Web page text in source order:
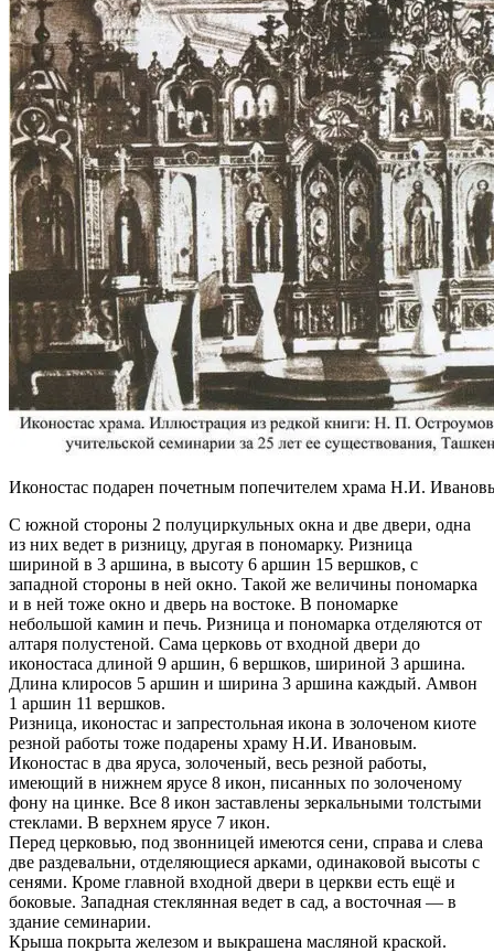
Иконостас подарен почетным попечителем храма Н.И.
С южной стороны 2 полуциркульных окна и две двери, одна
из них ведет в ризницу, другая в пономарку. Ризница
шириной в 3 аршина, в высоту 6 аршин 15 вершков, с
западной стороны в ней окно. Такой же величины пономарка
и в ней тоже окно и дверь на востоке. В пономарке
небольшой камин и печь. Ризница и пономарка отделяются от
алтаря полустеной. Сама церковь от входной двери до
иконостаса длиной 9 аршин, 6 вершков, шириной 3 аршина.
Длина клиросов 5 аршин и ширина 3 аршина каждый. Амвон
1 аршин 11 вершков.
Ризница, иконостас и запрестольная икона в золоченом киоте
резной работы тоже подарены храму Н.И. Ивановым.
Иконостас в два яруса, золоченый, весь резной работы,
имеющий в нижнем ярусе 8 икон, писанных по золоченому
фону на цинке. Все 8 икон заставлены зеркальными толстыми
стеклами. В верхнем ярусе 7 икон.
Перед церковью, под звонницей имеются сени, справа и слева
две раздевальни, отделяющиеся арками, одинаковой высоты с
сенями. Кроме главной входной двери в церкви есть ещё и
боковые. Западная стеклянная ведет в сад, а восточная — в
здание семинарии.
Крыша покрыта железом и выкрашена масляной краской.